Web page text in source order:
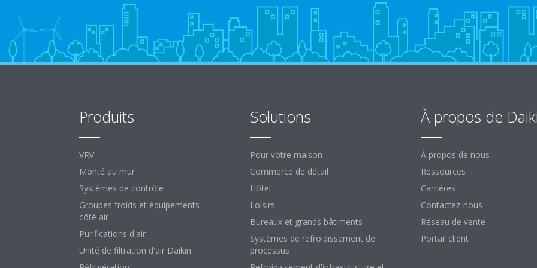
Produits
VRV
Monté au mur
Systèmes de contrôle
Groupes froids et équipements
côté air
Purifications d'air
Unité de filtration d'air Daikin
Solutions
Pour votre maison
Commerce de détail
Hôtel
Loisirs
Bureaux et grands bâtiments
Systèmes de refroidissement de
processus
À propos de
À propos de nous
Ressources
Carrières
Contactez-nous
Réseau de vente
Portail client